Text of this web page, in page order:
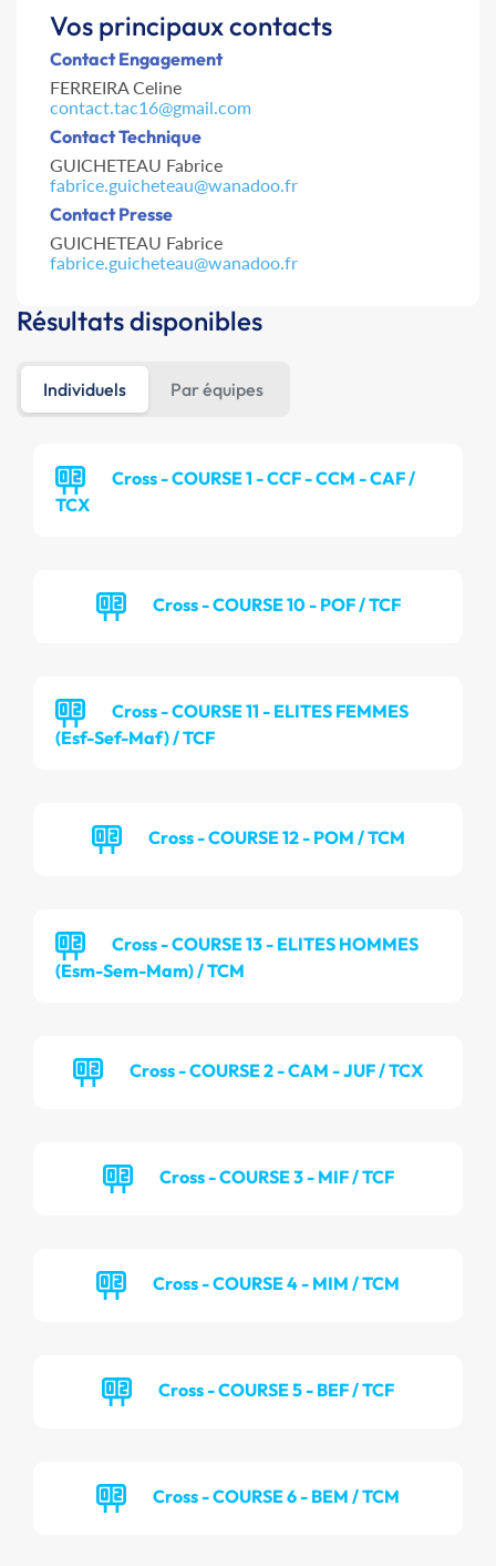
Vos principaux contacts
Contact Engagement
FERREIRA Celine
contact.tac16@gmail.com
Contact Technique
GUICHETEAU Fabrice
fabrice.guicheteau@wanadoo.fr
Contact Presse
GUICHETEAU Fabrice
fabrice.guicheteau@wanadoo.fr
Résultats disponibles
Individuels Par équipes
Cross - COURSE 1 - CCF - CCM - CAF /
TCX
Cross - COURSE 10 - POF / TCF
Cross - COURSE 11 - ELITES FEMMES
(Esf-Sef-Maf) / TCF
Cross - COURSE 12 - POM / TCM
Cross - COURSE 13 - ELITES HOMMES
(Esm-Sem-Mam) / TCM
Cross - COURSE 2 - CAM - JUF / TCX
Cross - COURSE 3 - MIF / TCF
Cross - COURSE 4 - MIM / TCM
Cross - COURSE 5 - BEF / TCF
Cross - COURSE 6 - BEM / TCM